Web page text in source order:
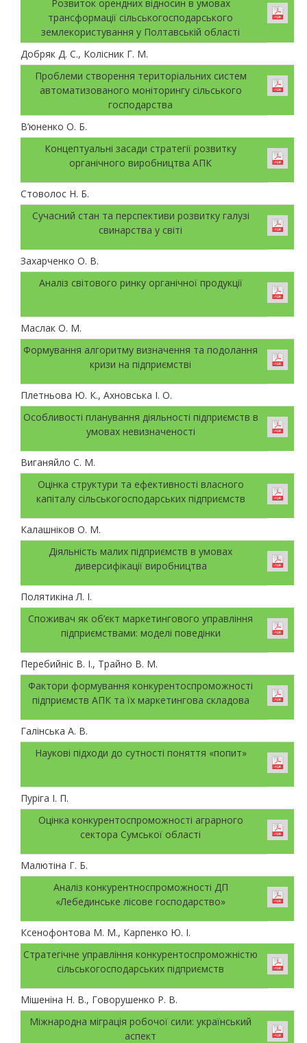
Розвиток орендних відносин в умовах
трансформації сільськогосподарського
землекористування у Полтавській області
Добряк Д. С., Колісник Г. М.
Проблеми створення територіальних систем
автоматизованого моніторингу сільського
господарства
В’юненко О. Б.
Концептуальні засади стратегії розвитку
органічного виробництва АПК
Стоволос Н. Б.
Сучасний стан та перспективи розвитку галузі
свинарства у світі
Захарченко О. В.
Аналіз світового ринку органічної продукції
Маслак О. М.
Формування алгоритму визначення та подолання
кризи на підприємстві
Плетньова Ю. К., Ахновська І. О.
Особливості планування діяльності підприємств в
умовах невизначеності
Виганяйло С. М.
Оцінка структури та ефективності власного
капіталу сільськогосподарських підприємств
Калашніков О. М.
Діяльність малих підприємств в умовах
диверсифікації виробництва
Полятикіна Л. І.
Споживач як об’єкт маркетингового управління
підприємствами: моделі поведінки
Перебийніс В. І., Трайно В. М.
Фактори формування конкурентоспроможності
підприємств АПК та їх маркетингова складова
Галінська А. В.
Наукові підходи до сутності поняття «попит»
Пуріга І. П.
Оцінка конкурентоспроможності аграрного
сектора Сумської області
Малютіна Г. Б.
Аналіз конкурентноспроможності ДП
«Лебединське лісове господарство»
Ксенофонтова М. М., Карпенко Ю. І.
Стратегічне управління конкурентоспроможністю
сільськогосподарських підприємств
Мішеніна Н. В., Говорушенко Р. В.
Міжнародна міграція робочої сили: український
аспект